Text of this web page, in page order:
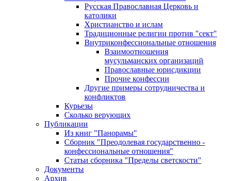
Русская Православная Церковь и
католики
Христианство и ислам
Традиционные религии против "сект"
Внутриконфессиональные отношения
Взаимоотношения
мусульманских организаций
Православные юрисдикции
Прочие конфессии
Другие примеры сотрудничества и
конфликтов
Курьезы
Сколько верующих
Публикации
Из книг "Панорамы"
Сборник "Преодолевая государственно -
конфессиональные отношения"
Статьи сборника "Пределы светскости"
Документы
Архив